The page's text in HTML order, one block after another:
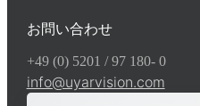
お問い合わせ
+49 (0) 5201 / 97 180- 0
info@uyarvision.com